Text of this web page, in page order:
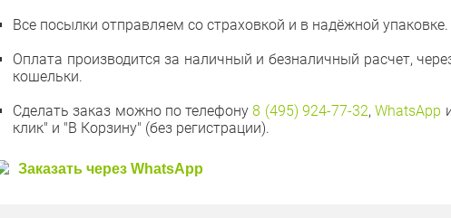
Все посылки отправляем со страховкой и в надёжной упаковке.
Оплата производится за наличный и безналичный расчет,
кошельки.
Сделать заказ можно по телефону8 (495) 924-77-32,WhatsApp
клик" и "В Корзину" (без регистрации).
Заказать через WhatsApp